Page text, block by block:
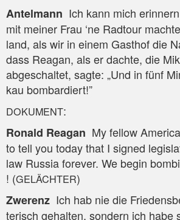
Antel­mann Ich kann mich
mit mei­ner Frau ‘ne Rad­tour
land, als wir in einem Gast­hof die
dass Rea­gan, als er dach­te, die
abge­schal­tet, sag­te: „Und in fünf
kau bombardiert!”
DOKUMENT:
Ronald Rea­gan My fel­low
to tell you today that I signed
law Rus­sia fore­ver. We begin
! (GELÄCHTER)
Zwe­renz Ich hab nie die
te­risch gehal­ten, son­dern ich